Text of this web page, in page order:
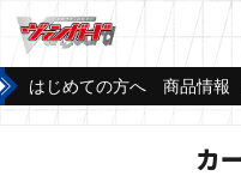
はじめての方へ 商品情報
カ